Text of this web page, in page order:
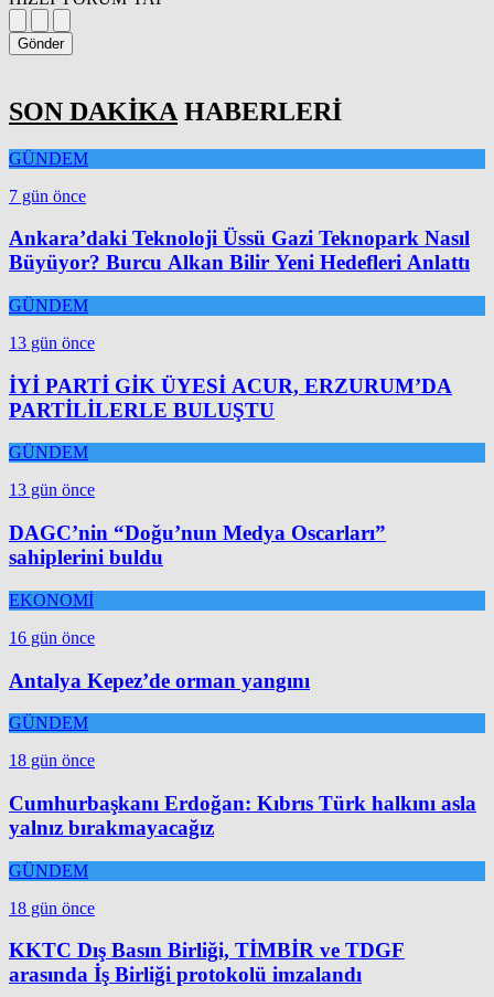
Gönder
SON DAKİKA HABERLERİ
GÜNDEM
7 gün önce
Ankara’daki Teknoloji Üssü Gazi Teknopark Nasıl
Büyüyor? Burcu Alkan Bilir Yeni Hedefleri Anlattı
GÜNDEM
13 gün önce
İYİ PARTİ GİK ÜYESİ ACUR, ERZURUM’DA
PARTİLİLERLE BULUŞTU
GÜNDEM
13 gün önce
DAGC’nin “Doğu’nun Medya Oscarları”
sahiplerini buldu
EKONOMİ
16 gün önce
Antalya Kepez’de orman yangını
GÜNDEM
18 gün önce
Cumhurbaşkanı Erdoğan: Kıbrıs Türk halkını asla
yalnız bırakmayacağız
GÜNDEM
18 gün önce
KKTC Dış Basın Birliği, TİMBİR ve TDGF
arasında İş Birliği protokolü imzalandı